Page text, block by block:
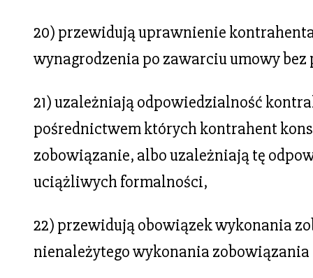
20) przewidują uprawnienie
wynagrodzenia po zawarciu umowy
21) uzależniają odpowiedzialność
pośrednictwem których kontrahent
zobowiązanie, albo uzależniają tę
uciążliwych formalności,
22) przewidują obowiązek wykonania
nienależytego wykonania